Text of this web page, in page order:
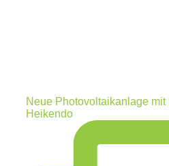
Neue Photovoltaikanlage mit
Heikendo